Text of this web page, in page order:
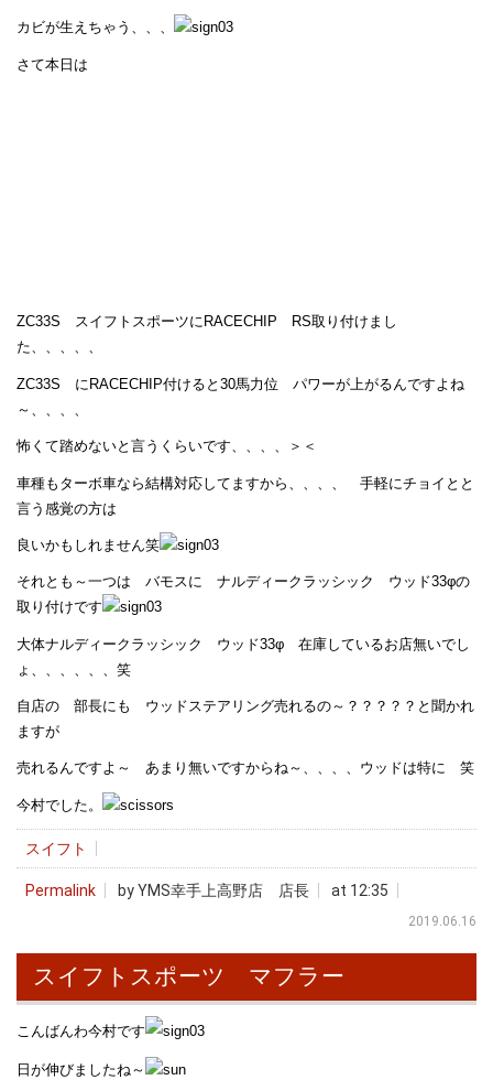
カビが生えちゃう、、、
さて本日は
ZC33S スイフトスポーツにRACECHIP RS取り付けまし
た、、、、、
ZC33S にRACECHIP付けると30馬力位 パワーが上がるんですよね
～、、、、
怖くて踏めないと言うくらいです、、、、＞＜
車種もターボ車なら結構対応してますから、、、、 手軽にチョイとと
言う感覚の方は
良いかもしれません笑
それとも～一つは バモスに ナルディークラッシック ウッド33φの
取り付けです
大体ナルディークラッシック ウッド33φ 在庫しているお店無いでし
ょ、、、、、、笑
自店の 部長にも ウッドステアリング売れるの～？？？？？と聞かれ
ますが
売れるんですよ～ あまり無いですからね～、、、、ウッドは特に 笑
今村でした。
スイフト
Permalink by YMS幸手上高野店 店長 at 12:35
2019.06.16
スイフトスポーツ マフラー
こんばんわ今村です
日が伸びましたね～